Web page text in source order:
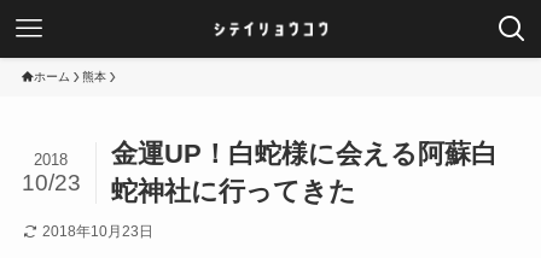
ホーム 熊本
金運UP！白蛇様に会える阿蘇白
蛇神社に行ってきた
2018
10/23
2018年10月23日